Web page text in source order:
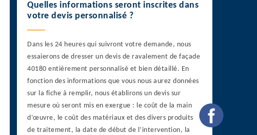
Quelles informations seront inscrites dans
votre devis personnalisé ?
Dans les 24 heures qui suivront votre demande, nous
essaierons de dresser un devis de ravalement de façade
40180 entièrement personnalisé et bien détaillé. En
fonction des informations que vous nous aurez données
sur la fiche à remplir, nous établirons un devis sur
mesure où seront mis en exergue : le coût de la main
d’œuvre, le coût des matériaux et des divers produits
de traitement, la date de début de l’intervention, la